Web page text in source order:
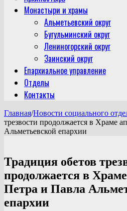
Монастыри и храмы
Альметьевский округ
Бугульминский округ
Лениногорский округ
Заинский округ
Епархиальное управление
Отделы
Контакты
Главная/Новости социального
трезвости продолжается в Храме
Альметьевской епархии
Традиция обетов
продолжается в
Петра и Павла
епархии